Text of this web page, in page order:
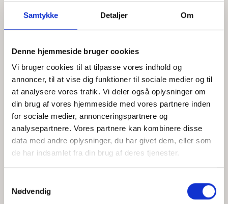
Samtykke Detaljer Om
Denne hjemmeside bruger cookies
Vi bruger cookies til at tilpasse vores indhold og
annoncer, til at vise dig funktioner til sociale medier og til
at analysere vores trafik. Vi deler også oplysninger om
din brug af vores hjemmeside med vores partnere inden
for sociale medier, annonceringspartnere og
analysepartnere. Vores partnere kan kombinere disse
data med andre oplysninger, du har givet dem, eller som
de har indsamlet fra din brug af deres tjenester.
Nødvendig
Efternavn
Jeg accepterer behandlingen af mine personoplysninger i
henhold tilprivatlivspolitikken